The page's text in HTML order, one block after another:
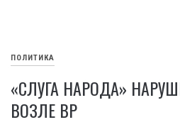
ПОЛИТИКА
«СЛУГА НАРОДА»
ВОЗЛЕ ВР